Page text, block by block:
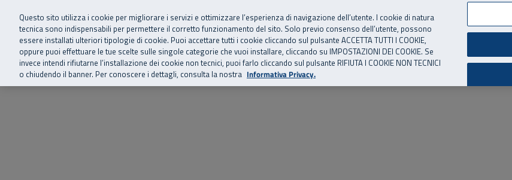
Vai al menu principale
Vai al contenuto principale
Vai al Footer
SuperAbile - il Contact Center Inail per il mondo della disabilità
Home Chi siamo Storie, news ed eventi Risorse utili Supporto
Questo sito utilizza i cookie per migliorare i servizi e ottimizzare l’esperienza di navigazione dell’utente. I cookie di natura
tecnica sono indispensabili per permettere il corretto funzionamento del sito. Solo previo consenso dell’utente, possono
essere installati ulteriori tipologie di cookie. Puoi accettare tutti i cookie cliccando sul pulsante ACCETTA TUTTI I COOKIE,
oppure puoi effettuare le tue scelte sulle singole categorie che vuoi installare, cliccando su IMPOSTAZIONI DEI COOKIE. Se
invece intendi rifiutarne l’installazione dei cookie non tecnici, puoi farlo cliccando sul pulsante RIFIUTA I COOKIE NON TECNICI
o chiudendo il banner. Per conoscere i dettagli, consulta la nostra Informativa Privacy.